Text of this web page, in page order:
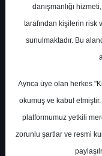
Hedef
Getiri
0
danışmanlığı
tarafından kişilerin risk
sunulmaktadır. Bu
Ayrıca üye olan herkes
okumuş ve kabul
platformumuz yetkili
zorunlu şartlar ve resmi